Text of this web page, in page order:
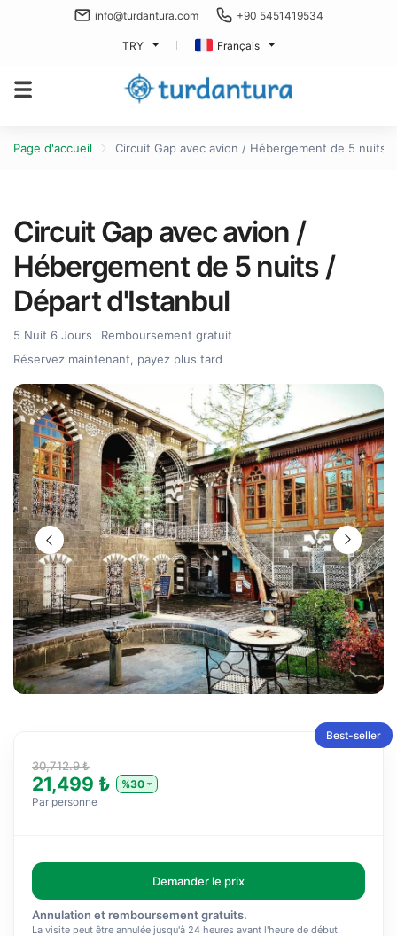
info@turdantura.com +90 5451419534
TRY Français
Page d'accueil Circuit Gap avec avion / Hébergement de 5 nuits
Circuit Gap avec avion /
Hébergement de 5 nuits /
Départ d'Istanbul
5 Nuit 6 Jours
Remboursement gratuit
Réservez maintenant, payez plus tard
Best-seller
30,712.9 ₺
21,499 ₺
%30
Par personne
Demander le prix
Annulation et remboursement gratuits.
La visite peut être annulée jusqu'à 24 heures avant l'heure de début.